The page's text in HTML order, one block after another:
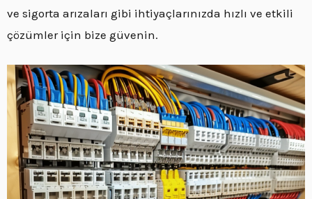
ve sigorta arızaları gibi ihtiyaçlarınızda hızlı ve etkili
çözümler için bize güvenin.